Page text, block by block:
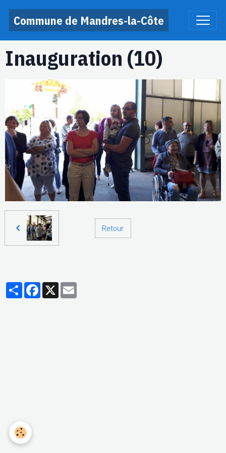
Commune de Mandres-la-Côte
Inauguration (10)
Retour
PartagerFacebook
X